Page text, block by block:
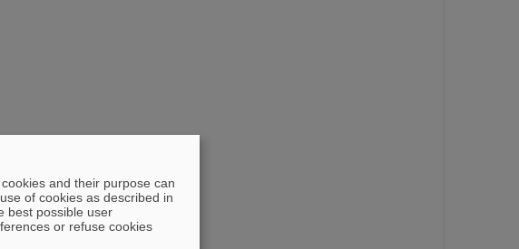
and their purpose can
of cookies as described in
best possible user
or refuse cookies